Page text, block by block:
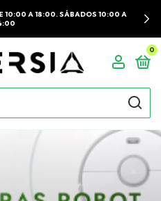
10:00 A 18:00. SÁBADOS 10:00 A
0